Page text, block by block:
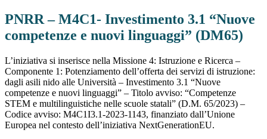
PNRR – M4C1- Investimento 3.1 “Nuove
competenze e nuovi linguaggi” (DM65)
L’iniziativa si inserisce nella Missione 4: Istruzione e Ricerca –
Componente 1: Potenziamento dell’offerta dei servizi di istruzione:
dagli asili nido alle Università – Investimento 3.1 “Nuove
competenze e nuovi linguaggi” – Titolo avviso: “Competenze
STEM e multilinguistiche nelle scuole statali” (D.M. 65/2023) –
Codice avviso: M4C1I3.1-2023-1143, finanziato dall’Unione
Europea nel contesto dell’iniziativa NextGenerationEU.